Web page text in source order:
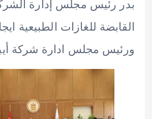
رئيس مجلس إدارة الشركة
للغازات الطبيعية ايجاس
مجلس ادارة شركة أيبكس.